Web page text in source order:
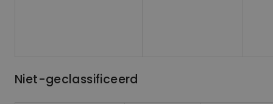
Niet-geclassificeerd